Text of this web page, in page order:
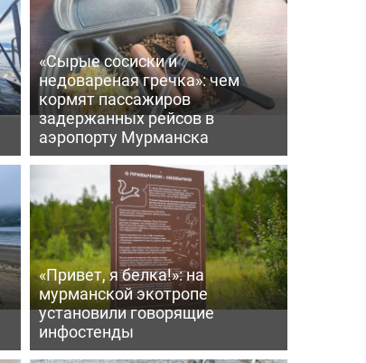
«Сырые сосиски и
недовареная гречка»: чем
кормят пассажиров
задержанных рейсов в
аэропорту Мурманска
«Привет, я белка!»: на
мурманской экотропе
установили говорящие
инфостенды